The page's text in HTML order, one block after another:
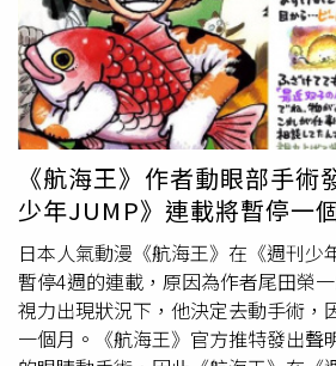
教育，分享「發現棄貓三步驟」，首
現場？因為是四隻剛出生的小貓咪，
的是被遺棄，如果不將他們移開很可
或是沒有母貓的餵食而失去生命。第
檢查健康狀況，不論最後是要送養或
康狀態檢查還要專業獸醫評估狀況。
尋找牠們適合的家。希望更多人願意
重動物權人人有責。
《航海王》作者動眼部手
少年JUMP》連載將暫停一
日本人氣動漫《航海王》在《週刊少
暫停4週的連載，原因為作者尾田榮
視力出現狀況下，他決定去動手術，
一個月。《航海王》官方推特發出聲